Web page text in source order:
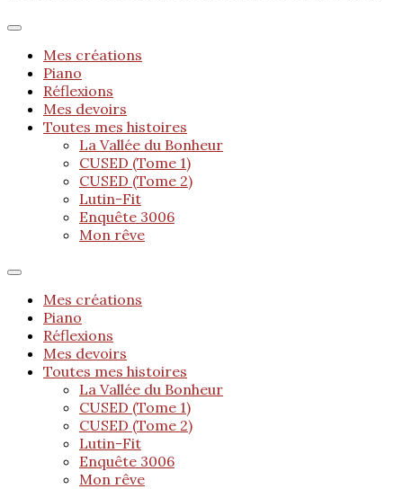
Mes créations
Piano
Réflexions
Mes devoirs
Toutes mes histoires
La Vallée du Bonheur
CUSED (Tome 1)
CUSED (Tome 2)
Lutin-Fit
Enquête 3006
Mon rêve
Mes créations
Piano
Réflexions
Mes devoirs
Toutes mes histoires
La Vallée du Bonheur
CUSED (Tome 1)
CUSED (Tome 2)
Lutin-Fit
Enquête 3006
Mon rêve